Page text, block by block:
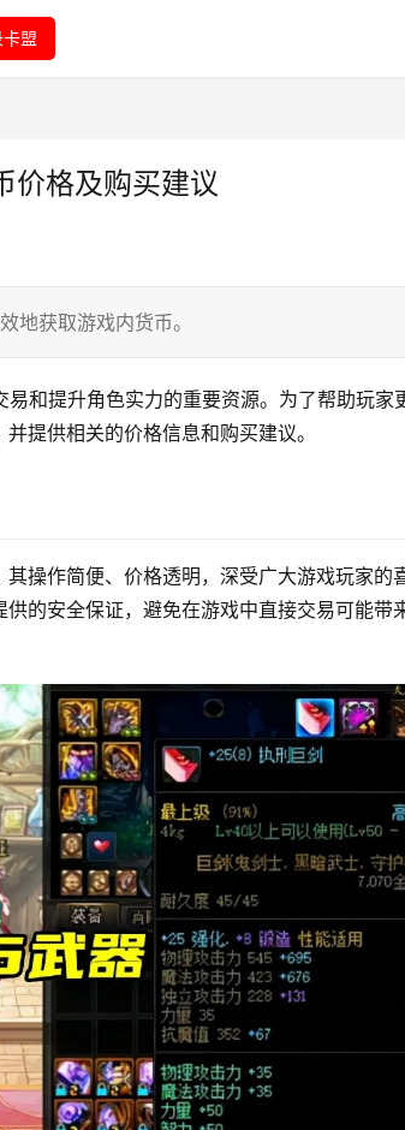
盟
价格及购买建议
地获取游戏内货币。
和提升角色实力的重要资源。为了帮助玩家
提供相关的价格信息和购买建议。
操作简便、价格透明，深受广大游戏玩家的
的安全保证，避免在游戏中直接交易可能带